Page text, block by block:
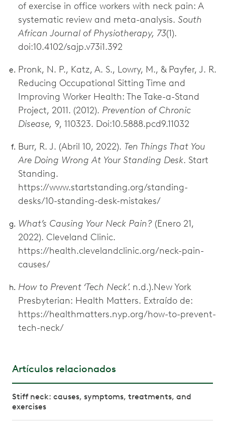
of exercise in office workers with neck pain: A
systematic review and meta-analysis. South
African Journal of Physiotherapy, 73(1).
doi:10.4102/sajp.v73i1.392
Pronk, N. P., Katz, A. S., Lowry, M., & Payfer, J. R.
Reducing Occupational Sitting Time and
Improving Worker Health: The Take-a-Stand
Project, 2011. (2012). Prevention of Chronic
Disease, 9, 110323. Doi:10.5888.pcd9.11032
Burr, R. J. (Abril 10, 2022). Ten Things That You
Are Doing Wrong At Your Standing Desk. Start
Standing.
https://www.startstanding.org/standing-
desks/10-standing-desk-mistakes/
What’s Causing Your Neck Pain? (Enero 21,
2022). Cleveland Clinic.
https://health.clevelandclinic.org/neck-pain-
causes/
How to Prevent ‘Tech Neck’. n.d.).New York
Presbyterian: Health Matters. Extraído de:
https://healthmatters.nyp.org/how-to-prevent-
tech-neck/
Artículos relacionados
Stiff neck: causes, symptoms, treatments, and
exercises